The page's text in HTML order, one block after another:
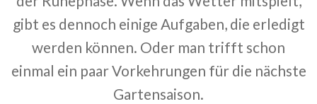
gibt es dennoch einige Aufgaben, die erledigt
werden können. Oder man trifft schon
einmal ein paar Vorkehrungen für die nächste
Gartensaison.